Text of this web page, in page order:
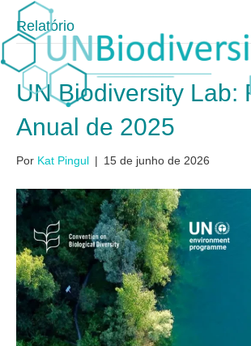
Relatório
UN Biodiversity Lab:
Anual de 2025
Por Kat Pingul | 15 de junho de 2026